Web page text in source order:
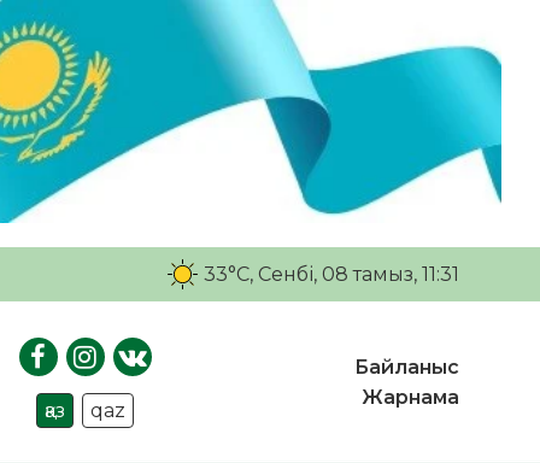
33°C, Сенбі, 08 тамыз, 11:31
қаз qaz
Байланыс
Жарнама